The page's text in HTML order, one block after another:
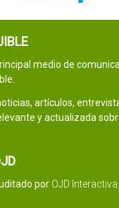
medio de
artículos,
y actualizada
por OJD Interactiva.